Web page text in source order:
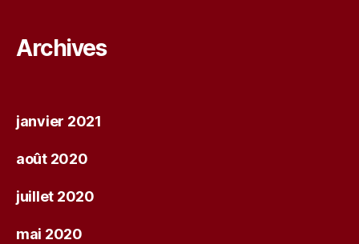
Archives
janvier 2021
août 2020
juillet 2020
mai 2020